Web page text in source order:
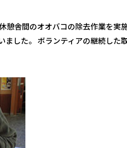
舎間のオオバコの除去作業を実
した。 ボランティアの継続した